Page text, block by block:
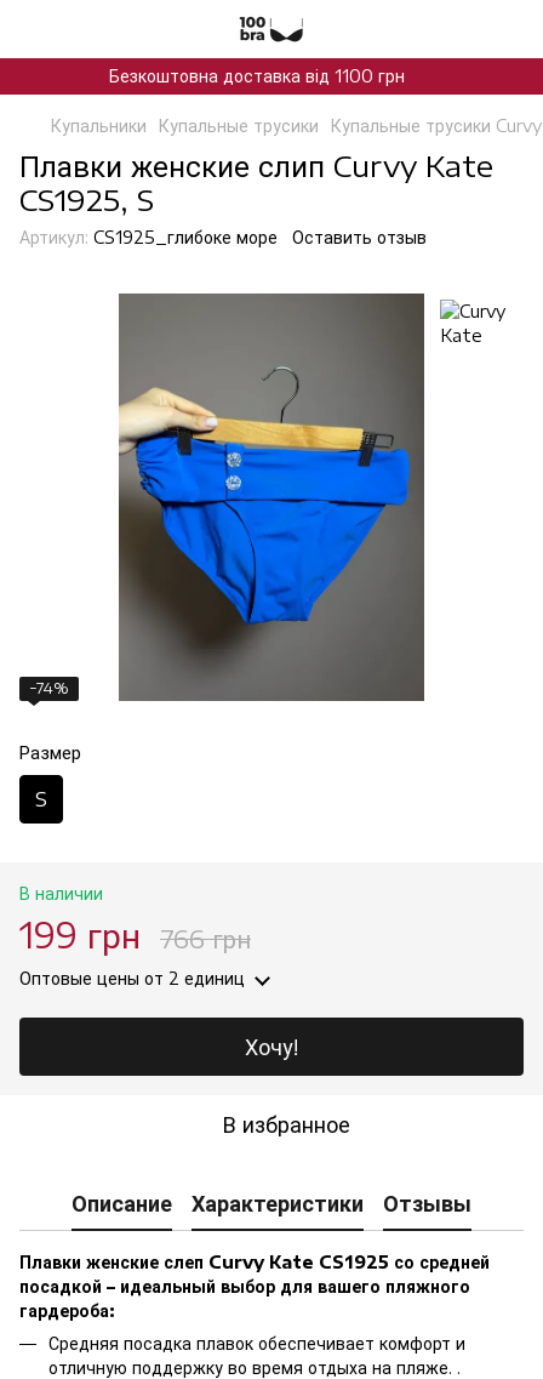
Безкоштовна доставка від 1100 грн
Купальники Купальные трусики Купальные трусики
Плавки женские слип Curvy Kate
CS1925, S
Артикул: CS1925_глибоке море Оставить отзыв
−74%
Размер
S
В наличии
199 грн 766 грн
Оптовые цены от 2 единиц
Хочу!
В избранное
Описание Характеристики Отзывы
Плавки женские слеп Curvy Kate CS1925 со средней
посадкой – идеальный выбор для вашего пляжного
гардероба:
Средняя посадка плавок обеспечивает комфорт и
отличную поддержку во время отдыха на пляже. .